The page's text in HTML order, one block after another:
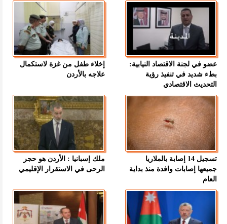
عضو في لجنة الاقتصاد النيابية:
بطء شديد في تنفيذ رؤية
التحديث الاقتصادي
إخلاء طفل من غزة لاستكمال
علاجه بالأردن
تسجيل 14 إصابة بالملاريا
جميعها إصابات وافدة منذ بداية
العام
ملك إسبانيا : الأردن هو حجر
الرحى في الاستقرار الإقليمي